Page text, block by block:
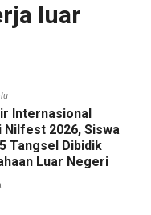
luar
Internasional
Nilfest 2026, Siswa
Tangsel Dibidik
Luar Negeri